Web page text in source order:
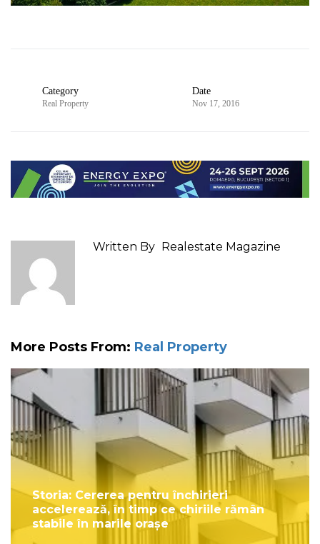
Category
Real Property
Date
Nov 17, 2016
Written By Realestate Magazine
More Posts From: Real Property
Storia: Cererea pentru închirieri
accelerează, în timp ce chiriile rămân
stabile în marile orașe